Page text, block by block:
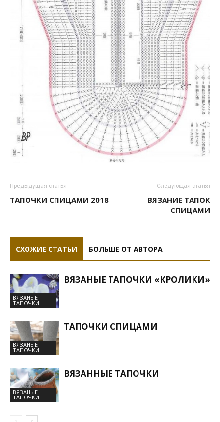
Предыдущая статья
ТАПОЧКИ СПИЦАМИ 2018
Следующая статья
ВЯЗАНИЕ ТАПОК
СПИЦАМИ
СХОЖИЕ СТАТЬИ БОЛЬШЕ ОТ АВТОРА
ВЯЗАНЫЕ
ТАПОЧКИ
ВЯЗАНЫЕ ТАПОЧКИ «КРОЛИКИ»
ВЯЗАНЫЕ
ТАПОЧКИ
ТАПОЧКИ СПИЦАМИ
ВЯЗАНЫЕ
ТАПОЧКИ
ВЯЗАННЫЕ ТАПОЧКИ